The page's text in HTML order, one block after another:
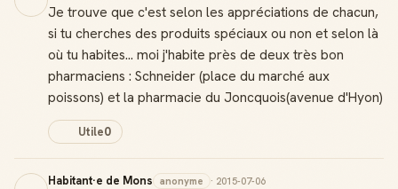
Je trouve que c'est selon les appréciations de chacun,
si tu cherches des produits spéciaux ou non et selon là
où tu habites... moi j'habite près de deux très bon
pharmaciens : Schneider (place du marché aux
poissons) et la pharmacie du Joncquois(avenue d'Hyon)
Utile0
Habitant·e de Mons anonyme · 2015-07-06